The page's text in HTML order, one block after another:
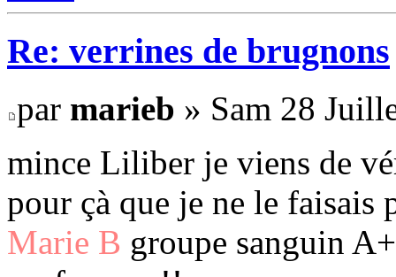
Re: verrines de brugnons
par marieb » Sam 28
mince Liliber je viens de
pour çà que je ne le
Marie B groupe sanguin